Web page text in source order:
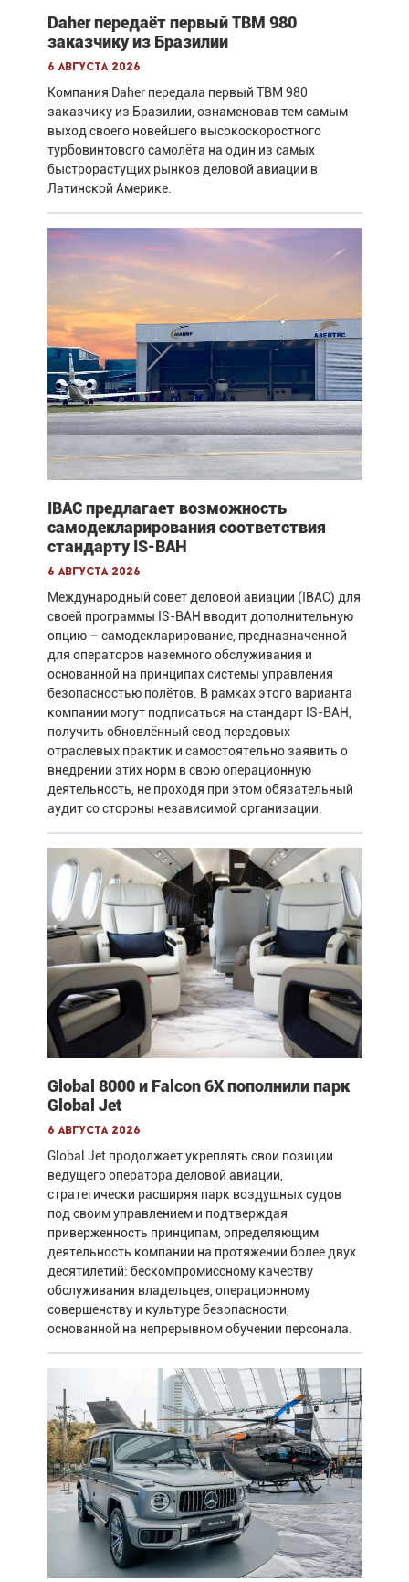
Daher передаёт первый TBM 980
заказчику из Бразилии
6 августа 2026
Компания Daher передала первый TBM 980
заказчику из Бразилии, ознаменовав тем самым
выход своего новейшего высокоскоростного
турбовинтового самолёта на один из самых
быстрорастущих рынков деловой авиации в
Латинской Америке.
IBAC предлагает возможность
самодекларирования соответствия
стандарту IS-BAH
6 августа 2026
Международный совет деловой авиации (IBAC) для
своей программы IS-BAH вводит дополнительную
опцию – самодекларирование, предназначенной
для операторов наземного обслуживания и
основанной на принципах системы управления
безопасностью полётов. В рамках этого варианта
компании могут подписаться на стандарт IS-BAH,
получить обновлённый свод передовых
отраслевых практик и самостоятельно заявить о
внедрении этих норм в свою операционную
деятельность, не проходя при этом обязательный
аудит со стороны независимой организации.
Global 8000 и Falcon 6X пополнили парк
Global Jet
6 августа 2026
Global Jet продолжает укреплять свои позиции
ведущего оператора деловой авиации,
стратегически расширяя парк воздушных судов
под своим управлением и подтверждая
приверженность принципам, определяющим
деятельность компании на протяжении более двух
десятилетий: бескомпромиссному качеству
обслуживания владельцев, операционному
совершенству и культуре безопасности,
основанной на непрерывном обучении персонала.